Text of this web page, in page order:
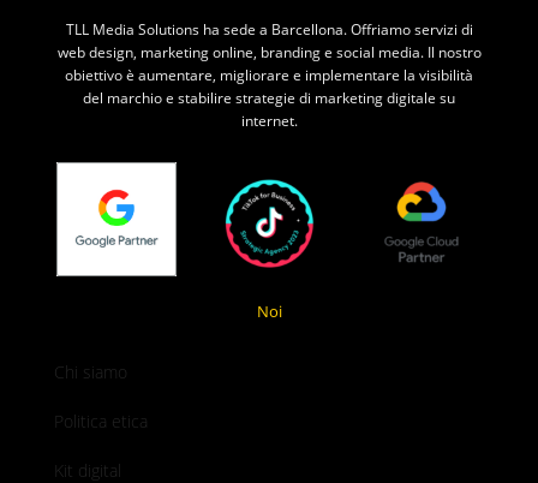
TLL Media Solutions ha sede a Barcellona. Offriamo servizi di
web design, marketing online, branding e social media. Il nostro
obiettivo è aumentare, migliorare e implementare la visibilità
del marchio e stabilire strategie di marketing digitale su
internet.
Noi
Chi siamo
Politica etica
Kit digital